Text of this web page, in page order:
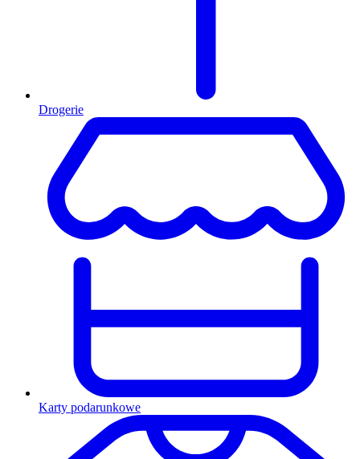
Drogerie
Karty podarunkowe